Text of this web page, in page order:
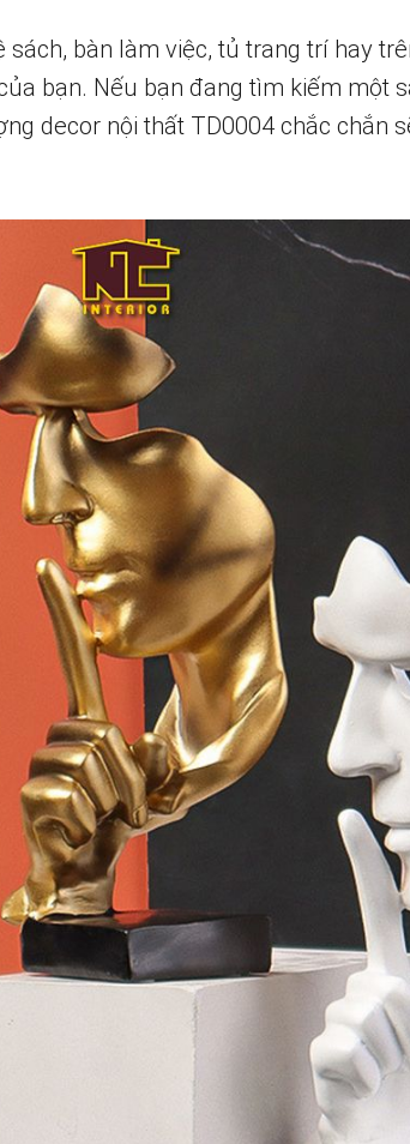
bàn làm việc, tủ trang trí hay
bạn. Nếu bạn đang tìm kiếm một
decor nội thất TD0004 chắc chắn